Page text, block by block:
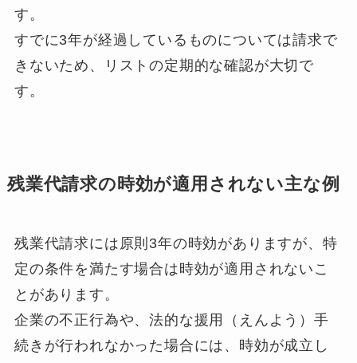
す。
すでに3年が経過しているものについては請求で
きないため、リストの定期的な確認が大切で
す。
残業代請求の時効が適用されない主な例
残業代請求には原則3年の時効がありますが、特
定の条件を満たす場合は時効が適用されないこ
とがあります。
企業の不正行為や、法的な援用（えんよう）手
続きが行われなかった場合には、時効が成立し